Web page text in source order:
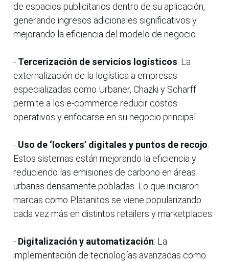
de espacios publicitarios dentro de su aplicación,
generando ingresos adicionales significativos y
mejorando la eficiencia del modelo de negocio.
- Tercerización de servicios logísticos: La
externalización de la logística a empresas
especializadas como Urbaner, Chazki y Scharff
permite a los e-commerce reducir costos
operativos y enfocarse en su negocio principal.
- Uso de ‘lockers’ digitales y puntos de recojo:
Estos sistemas están mejorando la eficiencia y
reduciendo las emisiones de carbono en áreas
urbanas densamente pobladas. Lo que iniciaron
marcas como Platanitos se viene popularizando
cada vez más en distintos retailers y marketplaces.
- Digitalización y automatización: La
implementación de tecnologías avanzadas como